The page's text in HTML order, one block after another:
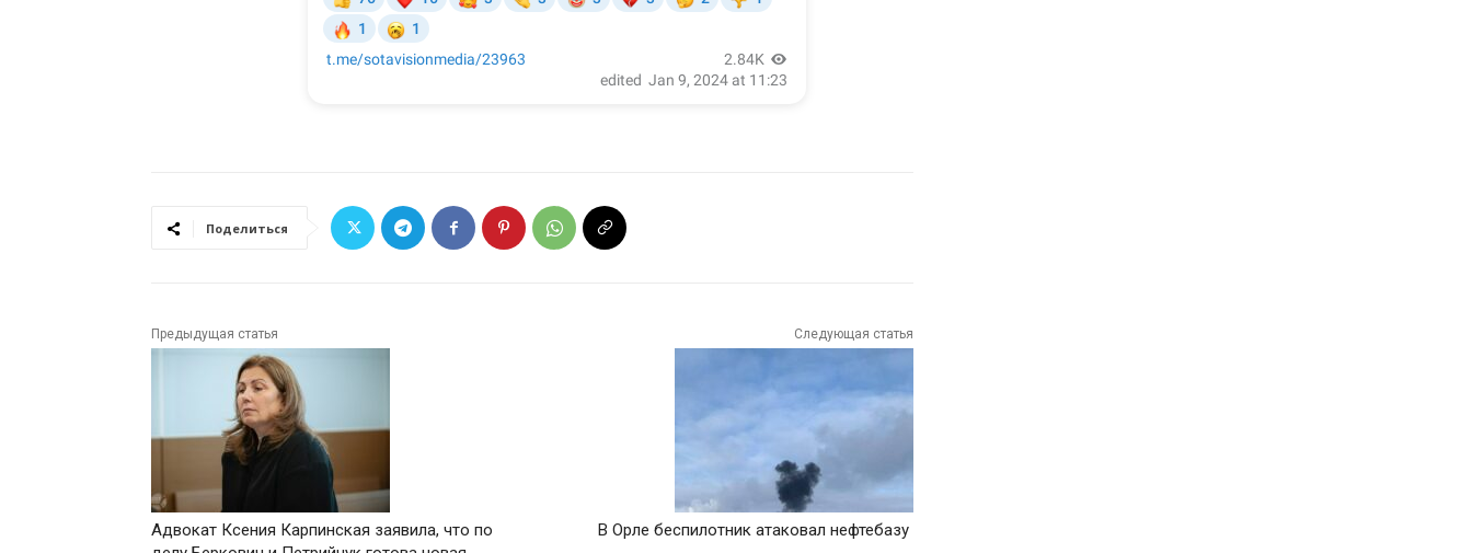
Поделиться
Предыдущая статья
Адвокат Ксения Карпинская заявила, что по
Следующая статья
В Орле беспилотник атаковал нефтебазу